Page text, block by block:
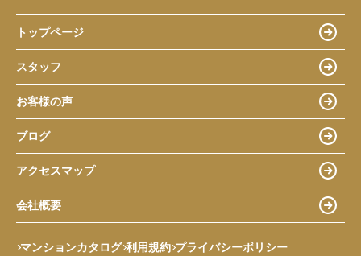
トップページ
スタッフ
お客様の声
ブログ
アクセスマップ
会社概要
マンションカタログ 利用規約 プライバシーポリシー